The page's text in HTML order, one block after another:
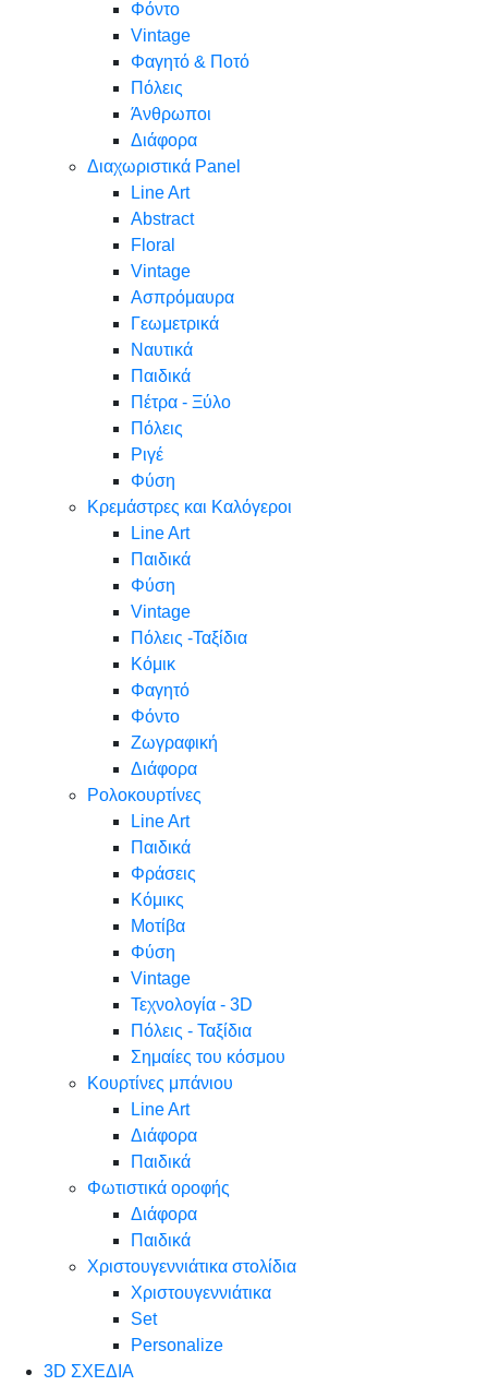
Φόντο
Vintage
Φαγητό & Ποτό
Πόλεις
Άνθρωποι
Διάφορα
Διαχωριστικά Panel
Line Art
Abstract
Floral
Vintage
Ασπρόμαυρα
Γεωμετρικά
Ναυτικά
Παιδικά
Πέτρα - Ξύλο
Πόλεις
Ριγέ
Φύση
Κρεμάστρες και Καλόγεροι
Line Art
Παιδικά
Φύση
Vintage
Πόλεις -Ταξίδια
Κόμικ
Φαγητό
Φόντο
Ζωγραφική
Διάφορα
Ρολοκουρτίνες
Line Art
Παιδικά
Φράσεις
Κόμικς
Μοτίβα
Φύση
Vintage
Τεχνολογία - 3D
Πόλεις - Ταξίδια
Σημαίες του κόσμου
Κουρτίνες μπάνιου
Line Art
Διάφορα
Παιδικά
Φωτιστικά οροφής
Διάφορα
Παιδικά
Χριστουγεννιάτικα στολίδια
Χριστουγεννιάτικα
Set
Personalize
3D ΣΧΕΔΙΑ